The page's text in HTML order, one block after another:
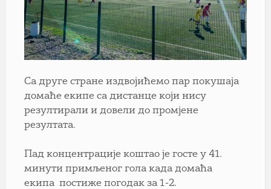
Са друге стране издвојићемо пар покушаја
домаће екипе са дистанце који нису
резултирали и довели до промјене
резултата.
Пад концентрације коштао је госте у 41.
минути примљеног гола када домаћа
екипа постиже погодак за 1-2.